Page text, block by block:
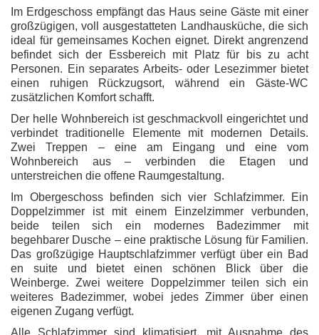
Im Erdgeschoss empfängt das Haus seine Gäste mit einer
großzügigen, voll ausgestatteten Landhausküche, die sich
ideal für gemeinsames Kochen eignet. Direkt angrenzend
befindet sich der Essbereich mit Platz für bis zu acht
Personen. Ein separates Arbeits- oder Lesezimmer bietet
einen ruhigen Rückzugsort, während ein Gäste-WC
zusätzlichen Komfort schafft.
Der helle Wohnbereich ist geschmackvoll eingerichtet und
verbindet traditionelle Elemente mit modernen Details.
Zwei Treppen – eine am Eingang und eine vom
Wohnbereich aus – verbinden die Etagen und
unterstreichen die offene Raumgestaltung.
Im Obergeschoss befinden sich vier Schlafzimmer. Ein
Doppelzimmer ist mit einem Einzelzimmer verbunden,
beide teilen sich ein modernes Badezimmer mit
begehbarer Dusche – eine praktische Lösung für Familien.
Das großzügige Hauptschlafzimmer verfügt über ein Bad
en suite und bietet einen schönen Blick über die
Weinberge. Zwei weitere Doppelzimmer teilen sich ein
weiteres Badezimmer, wobei jedes Zimmer über einen
eigenen Zugang verfügt.